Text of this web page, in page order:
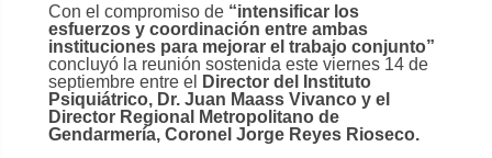
Con el compromiso de “intensificar los
esfuerzos y coordinación entre ambas
instituciones para mejorar el trabajo conjunto”
concluyó la reunión sostenida este viernes 14 de
septiembre entre el
Director del Instituto
Psiquiátrico, Dr. Juan Maass Vivanco y el
Director Regional Metropolitano de
Gendarmería, Coronel Jorge Reyes Rioseco.